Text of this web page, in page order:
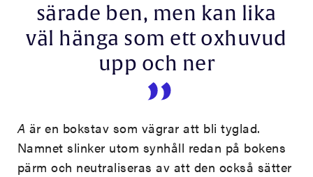
särade ben, men kan lika
väl hänga som ett oxhuvud
upp och ner
A är en bokstav som vägrar att bli tyglad.
Namnet slinker utom synhåll redan på bokens
pärm och neutraliseras av att den också sätter